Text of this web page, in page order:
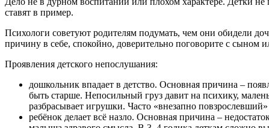
ставят в пример.
Психологи советуют родителям подумать, чем они обидели
причину в себе, спокойно, доверительно поговорите с
Проявления детского непослушания:
дошкольник впадает в детство. Основная причина –
быть старше. Непосильный груз давит на психику,
разбрасывает игрушки. Часто «внезапно
ребёнок делает всё назло. Основная причина –